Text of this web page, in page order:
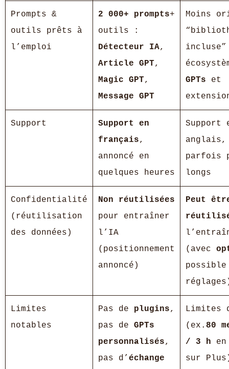
Prompts &
outils prêts à
l’emploi
2 000+ prompts+
outils :
Détecteur IA,
Article GPT,
Magic GPT,
Message GPT
Moins
GPTs et
Support
Support en
français,
annoncé en
quelques heures
Support
parfois
longs
Confidentialité
(réutilisation
des données)
Non réutilisées
pour entraîner
l’IA
(positionnement
annoncé)
Peut
(avec
Limites
notables
Pas de plugins,
pas de GPTs
personnalisés,
pas d’ échange
Limites
(ex. 80
/ 3 h en
sur